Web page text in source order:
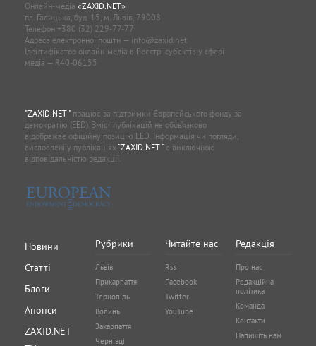
Онлайн-медіа «ZAXID.NET»
пл. Галицька, буд. 15, м. Львів, 79008
Телефон +380 (32) 229-77-77
Адреса електронної пошти — info@zaxid.net
Ідентифікатор онлайн-медіа в Реєстрі суб'єктів у сфері
медіа — R40-06155
"ZAXID.NET "працює за підтримки Європейського фонду за
демократію (EED). Зміст публікацій не обов’язково
відображає офіційну позицію EED. Інформація чи погляди,
висловлені у публікаціях "ZAXID.NET "є виключною
відповідальністю редакції.
Новини
Статті
Блоги
Анонси
ZAXID.NET
Рубрики
Львів
Прикарпаття
Тернопіль
Волинь
Закарпаття
Чернівці
Читайте нас
Rss
Facebook
Twitter
YouTube
Редакція
Про нас
Редакційна
політика
Команда
Контакти
Напишіть нам